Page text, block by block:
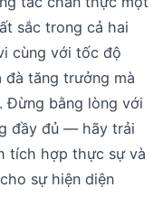
sắc trong cả hai
cùng với tốc độ
đà tăng trưởng mà
Đừng bằng lòng với
đầy đủ — hãy trải
tích hợp thực sự và
sự hiện diện